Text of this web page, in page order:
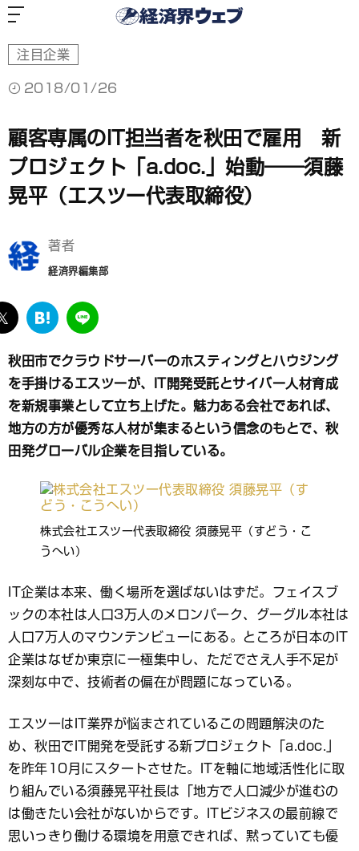
注目企業
2018/01/26
顧客専属のIT担当者を秋田で雇用 新
プロジェクト「a.doc.」始動――須藤
晃平（エスツー代表取締役）
著者
経済界編集部
twitter
は
な
ブ
ッ
ク
マ
ー
ク
LINE
秋田市でクラウドサーバーのホスティングとハウジング
を手掛けるエスツーが、IT開発受託とサイバー人材育成
を新規事業として立ち上げた。魅力ある会社であれば、
地方の方が優秀な人材が集まるという信念のもとで、秋
田発グローバル企業を目指している。
株式会社エスツー代表取締役 須藤晃平（すどう・こ
うへい）
IT企業は本来、働く場所を選ばないはずだ。フェイスブ
ックの本社は人口3万人のメロンパーク、グーグル本社は
人口7万人のマウンテンビューにある。ところが日本のIT
企業はなぜか東京に一極集中し、ただでさえ人手不足が
深刻な中で、技術者の偏在が問題になっている。
エスツーはIT業界が悩まされているこの問題解決のた
め、秋田でIT開発を受託する新プロジェクト「a.doc.」
を昨年10月にスタートさせた。ITを軸に地域活性化に取
り組んでいる須藤晃平社長は「地方で人口減少が進むの
は働きたい会社がないからです。ITビジネスの最前線で
思いっきり働ける環境を用意できれば、黙っていても優